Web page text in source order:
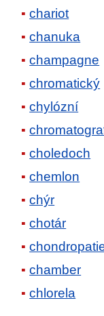
chariot
chanuka
champagne
chromatický
chylózní
choledoch
chemlon
chýr
chotár
chamber
chlorela